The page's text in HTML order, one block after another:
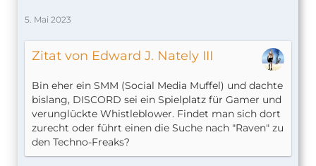
5. Mai 2023
Zitat von Edward J. Nately III
Bin eher ein SMM (Social Media Muffel) und dachte
bislang, DISCORD sei ein Spielplatz für Gamer und
verunglückte Whistleblower. Findet man sich dort
zurecht oder führt einen die Suche nach "Raven" zu
den Techno-Freaks?